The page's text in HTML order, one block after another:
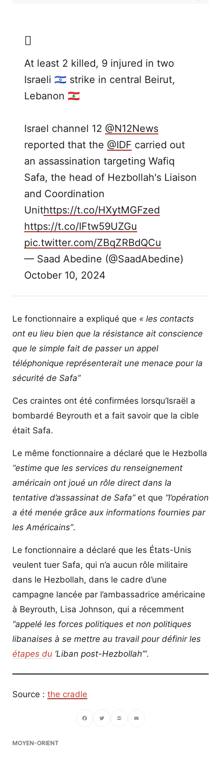
At least 2 killed, 9 injured in two
Israeli 🇮🇱 strike in central Beirut,
Lebanon 🇱🇧
Israel channel 12 @N12News
reported that the @IDF carried out
an assassination targeting Wafiq
Safa, the head of Hezbollah's Liaison
and Coordination
Unithttps://t.co/HXytMGFzed
https://t.co/IFtw59UZGu
pic.twitter.com/ZBqZRBdQCu
— Saad Abedine (@SaadAbedine)
October 10, 2024
Le fonctionnaire a expliqué que « les contacts
ont eu lieu bien que la résistance ait conscience
que le simple fait de passer un appel
téléphonique représenterait une menace pour la
sécurité de Safa”
Ces craintes ont été confirmées lorsqu’Israël a
bombardé Beyrouth et a fait savoir que la cible
était Safa.
Le même fonctionnaire a déclaré que le Hezbolla
“estime que les services du renseignement
américain ont joué un rôle direct dans la
tentative d’assassinat de Safa”et que “l’opération
a été menée grâce aux informations fournies par
les Américains”.
Le fonctionnaire a déclaré que les États-Unis
veulent tuer Safa, qui n’a aucun rôle militaire
dans le Hezbollah, dans le cadre d’une
campagne lancée par l’ambassadrice américaine
à Beyrouth, Lisa Johnson, qui a récemment
“appelé les forces politiques et non politiques
libanaises à se mettre au travail pour définir les
étapes du ‘Liban post-Hezbollah’”.
Source : the cradle
MOYEN-ORIENT